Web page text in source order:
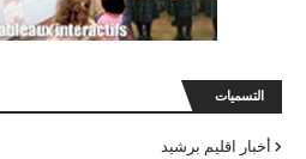
التسميات
أخبار اقليم برشيد